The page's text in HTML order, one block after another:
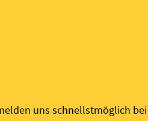
uns schnellstmöglich